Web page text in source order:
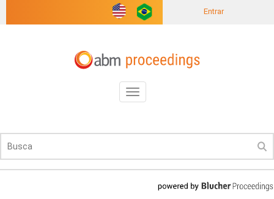
Entrar
Toggle
navigation